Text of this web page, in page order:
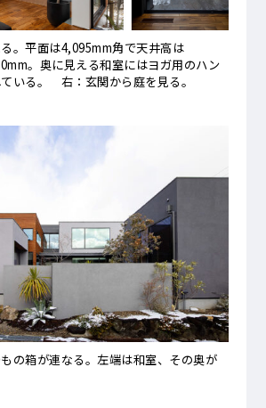
。平面は4,095mm角で天井高は
。奥に見える和室にはヨガ用のハン
いる。 右：玄関から庭を見る。
の箱が連なる。左端は和室、その奥が